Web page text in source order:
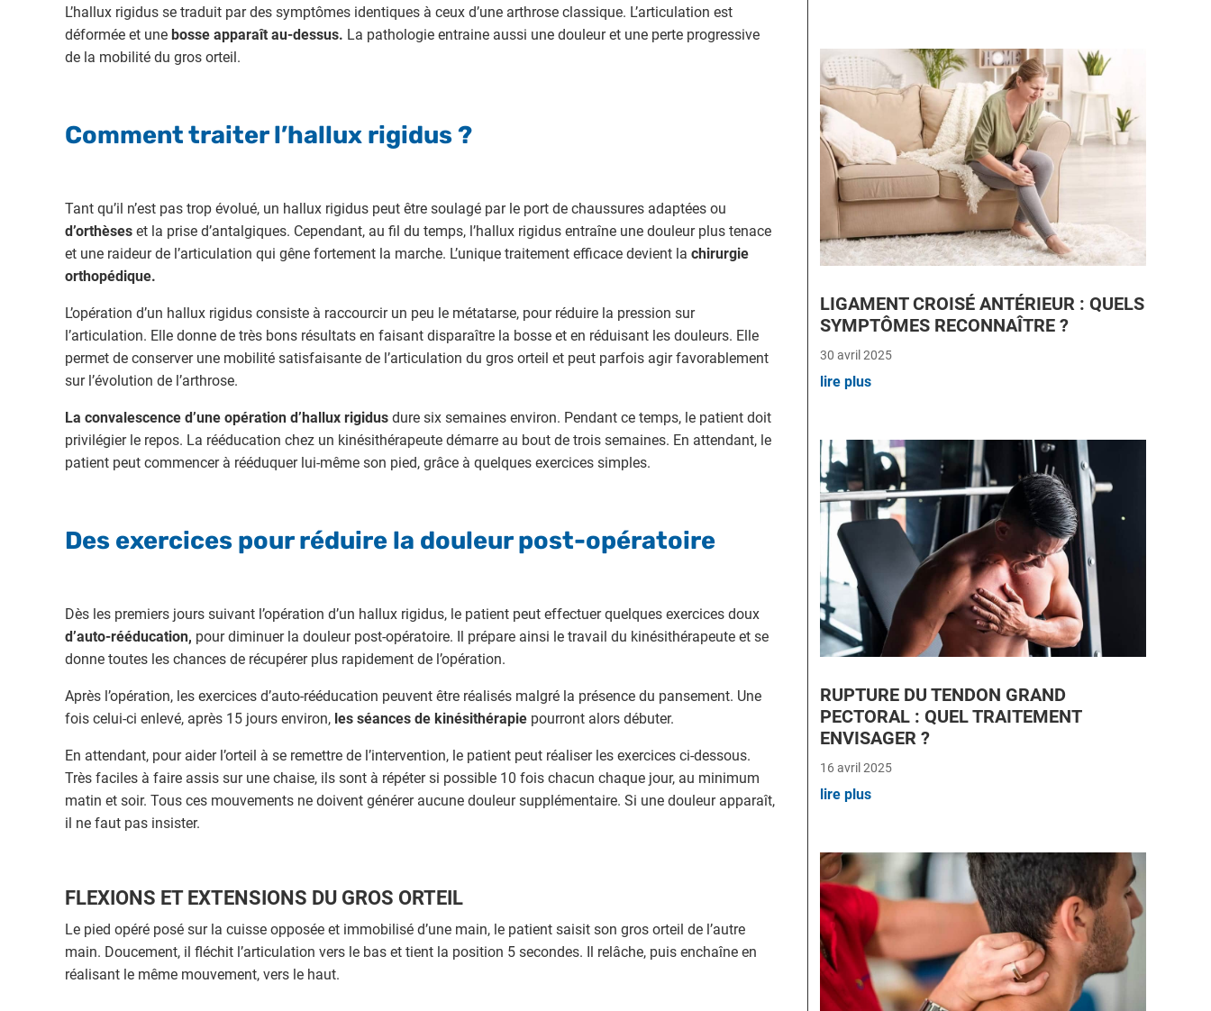
L’hallux rigidus se traduit par des symptômes identiques à ceux d’une arthrose classique. L’articulation est
déformée et une bosse apparaît au-dessus. La pathologie entraine aussi une douleur et une perte progressive
de la mobilité du gros orteil.
Comment traiter l’hallux rigidus ?
Tant qu’il n’est pas trop évolué, un hallux rigidus peut être soulagé par le port de chaussures adaptées ou
d’orthèses et la prise d’antalgiques. Cependant, au fil du temps, l’hallux rigidus entraîne une douleur plus tenace
et une raideur de l’articulation qui gêne fortement la marche. L’unique traitement efficace devient la chirurgie
orthopédique.
L’opération d’un hallux rigidus consiste à raccourcir un peu le métatarse, pour réduire la pression sur
l’articulation. Elle donne de très bons résultats en faisant disparaître la bosse et en réduisant les douleurs. Elle
permet de conserver une mobilité satisfaisante de l’articulation du gros orteil et peut parfois agir favorablement
sur l’évolution de l’arthrose.
La convalescence d’une opération d’hallux rigidus dure six semaines environ. Pendant ce temps, le patient doit
privilégier le repos. La rééducation chez un kinésithérapeute démarre au bout de trois semaines. En attendant, le
patient peut commencer à rééduquer lui-même son pied, grâce à quelques exercices simples.
Des exercices pour réduire la douleur post-opératoire
Dès les premiers jours suivant l’opération d’un hallux rigidus, le patient peut effectuer quelques exercices doux
d’auto-rééducation, pour diminuer la douleur post-opératoire. Il prépare ainsi le travail du kinésithérapeute et se
donne toutes les chances de récupérer plus rapidement de l’opération.
Après l’opération, les exercices d’auto-rééducation peuvent être réalisés malgré la présence du pansement. Une
fois celui-ci enlevé, après 15 jours environ, les séances de kinésithérapie pourront alors débuter.
En attendant, pour aider l’orteil à se remettre de l’intervention, le patient peut réaliser les exercices ci-dessous.
Très faciles à faire assis sur une chaise, ils sont à répéter si possible 10 fois chacun chaque jour, au minimum
matin et soir. Tous ces mouvements ne doivent générer aucune douleur supplémentaire. Si une douleur apparaît,
il ne faut pas insister.
FLEXIONS ET EXTENSIONS DU GROS ORTEIL
Le pied opéré posé sur la cuisse opposée et immobilisé d’une main, le patient saisit son gros orteil de l’autre
main. Doucement, il fléchit l’articulation vers le bas et tient la position 5 secondes. Il relâche, puis enchaîne en
réalisant le même mouvement, vers le haut.
LIGAMENT CROISÉ ANTÉRIEUR : QUELS
SYMPTÔMES RECONNAÎTRE ?
30 avril 2025
lire plus
RUPTURE DU TENDON GRAND
PECTORAL : QUEL TRAITEMENT
ENVISAGER ?
16 avril 2025
lire plus